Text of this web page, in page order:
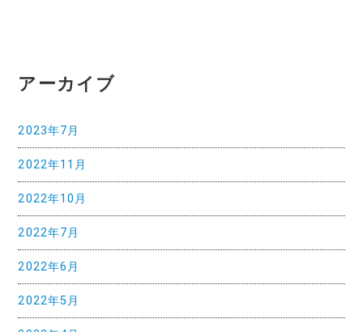
ゲ
シ
ョ
ン
アーカイブ
2023年7月
2022年11月
2022年10月
2022年7月
2022年6月
2022年5月